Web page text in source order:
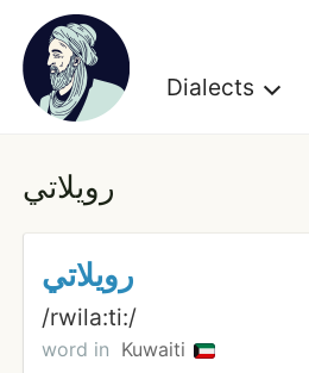
Dialects
رويلاتي
رويلاتي
/rwila:ti:/
word in Kuwaiti